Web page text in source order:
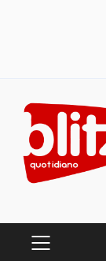
content
PRIMARY